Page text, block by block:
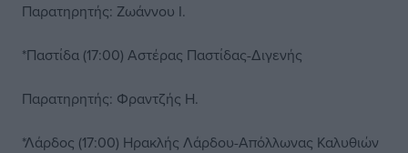
Παρατηρητής: Ζωάννου Ι.
*Παστίδα (17:00) Αστέρας Παστίδας-Διγενής
Παρατηρητής: Φραντζής Η.
*Λάρδος (17:00) Ηρακλής Λάρδου-Απόλλωνας Καλυθιών